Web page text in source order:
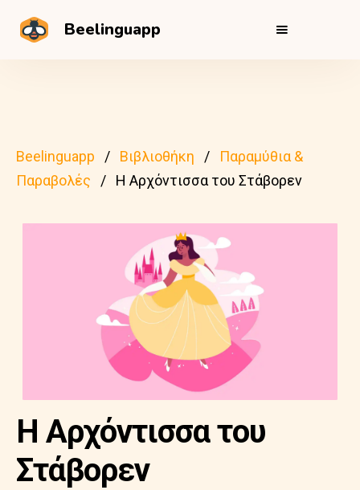
Beelinguapp
Beelinguapp Βιβλιοθήκη
Παραμύθια &
Παραβολές
Η Αρχόντισσα του Στάβορεν
Η Αρχόντισσα του
Στάβορεν